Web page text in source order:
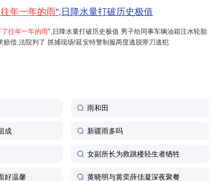
年一年的雨",日降水量打破历史极值
了往年一年的雨",日降水量打破历史极值 男子给同事车辆油箱注水轮胎
赔偿,法院判了 抓捕现场!延安特警制服两度逃脱带刀逃犯
雨和田
成 新疆雨多吗
女副所长为救跳楼轻生者牺牲
好温馨 黄晓明与黄奕薛佳凝深夜聚餐